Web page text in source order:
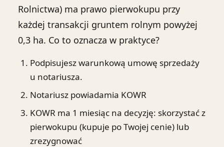
Rolnictwa) ma prawo pierwokupu przy
każdej transakcji gruntem rolnym powyżej
0,3 ha. Co to oznacza w praktyce?
Podpisujesz warunkową umowę sprzedaży
u notariusza.
Notariusz powiadamia KOWR
KOWR ma 1 miesiąc na decyzję: skorzystać z
pierwokupu (kupuje po Twojej cenie) lub
zrezygnować